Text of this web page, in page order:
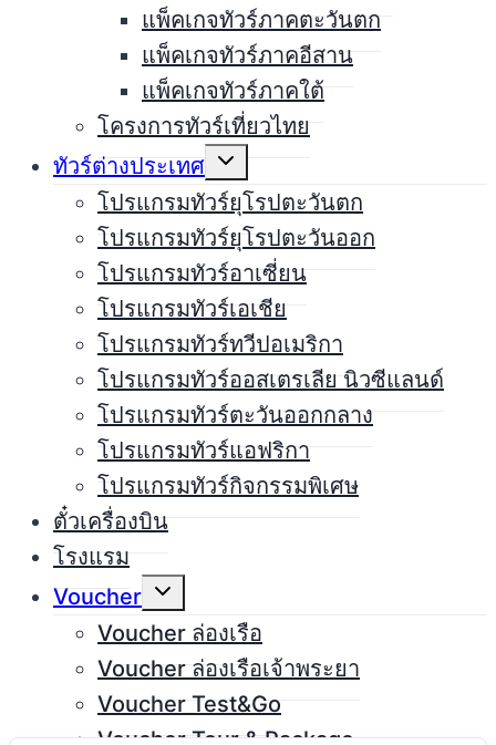
แพ็คเกจทัวร์ภาคตะวันตก
แพ็คเกจทัวร์ภาคอีสาน
แพ็คเกจทัวร์ภาคใต้
โครงการทัวร์เที่ยวไทย
ทัวร์ต่างประเทศ
Expand
menu
โปรแกรมทัวร์ยุโรปตะวันตก
โปรแกรมทัวร์ยุโรปตะวันออก
โปรแกรมทัวร์อาเซี่ยน
โปรแกรมทัวร์เอเชีย
โปรแกรมทัวร์ทวีปอเมริกา
โปรแกรมทัวร์ออสเตรเลีย นิวซีแลนด์
โปรแกรมทัวร์ตะวันออกกลาง
โปรแกรมทัวร์แอฟริกา
โปรแกรมทัวร์กิจกรรมพิเศษ
ตั๋วเครื่องบิน
โรงแรม
Voucher
Expand
Voucher ล่องเรือ
Voucher ล่องเรือเจ้าพระยา
Voucher Test&Go
Voucher Tour & Package